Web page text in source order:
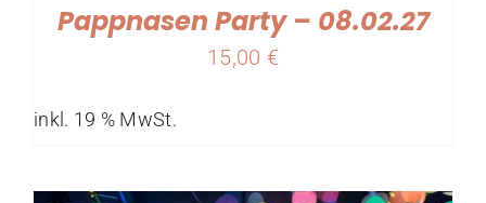
Pappnasen Party – 08.02.27
15,00 €
inkl. 19 % MwSt.